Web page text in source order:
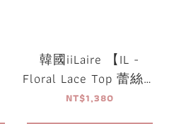
韓國iiLaire 【IL -
Floral Lace Top 蕾絲上
衣】
NT$1,380